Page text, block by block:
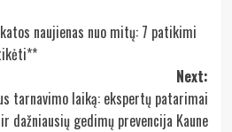
naujienas nuo mitų: 7 patikimi
Next:
tarnavimo laiką: ekspertų patarimai
ir dažniausių gedimų prevencija Kaune